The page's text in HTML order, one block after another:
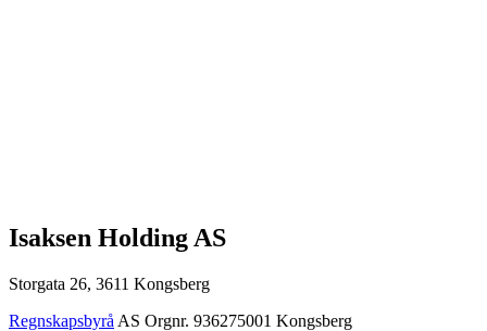
Isaksen Holding AS
Storgata 26, 3611 Kongsberg
Regnskapsbyrå AS Orgnr. 936275001 Kongsberg